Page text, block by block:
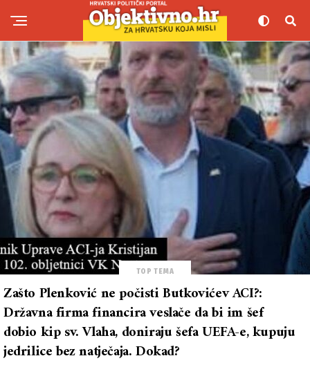
TOP TEMA
Zašto Plenković ne počisti Butkovićev ACI?:
Državna firma financira veslače da bi im šef
dobio kip sv. Vlaha, doniraju šefa UEFA-e, kupuju
jedrilice bez natječaja. Dokad?